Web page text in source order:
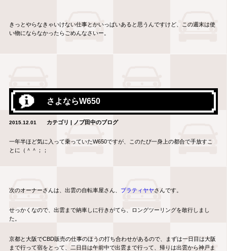
きっとやらなきゃいけない仕事とかいっぱいあると思うんですけど、この週末は使
い物にならなかったらごめんなさいー。
さよならW650
2015.12.01 カテゴリ | ノブ田中のブログ
一年半ほど気に入って乗っていたW650ですが、このたび一身上の都合で手放すこ
とに（＾＾；；
次のオーナーさんは、出雲の自転車屋さん、 プラティヤヤさんです。
せっかくなので、出雲まで納車しに行きがてら、ロングツーリングを敢行しまし
た。
京都と大阪でCBD販売の仕事のほうの打ち合わせがあるので、まずは一日目は大阪
まで行って宿をとって、二日目は午前中で出雲まで行って、帰りは出雲から神戸ま